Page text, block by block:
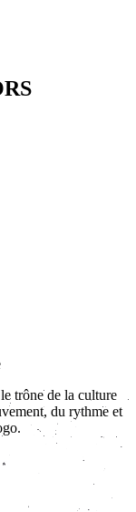
trône de la culture
du rythme et